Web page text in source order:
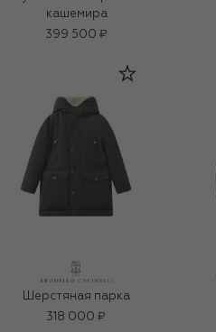
кашемира
399 500 ₽
Шерстяная парка
318 000 ₽